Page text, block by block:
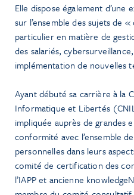
Elle dispose également
sur l’ensemble des sujets de
particulier en matière de
des salariés,
implémentation de nouvelles
Ayant débuté sa carrière à la
Informatique et Libertés
impliquée auprès de grandes
conformité avec l’ensemble
personnelles dans leurs
comité de certification des
l’IAPP et ancienne